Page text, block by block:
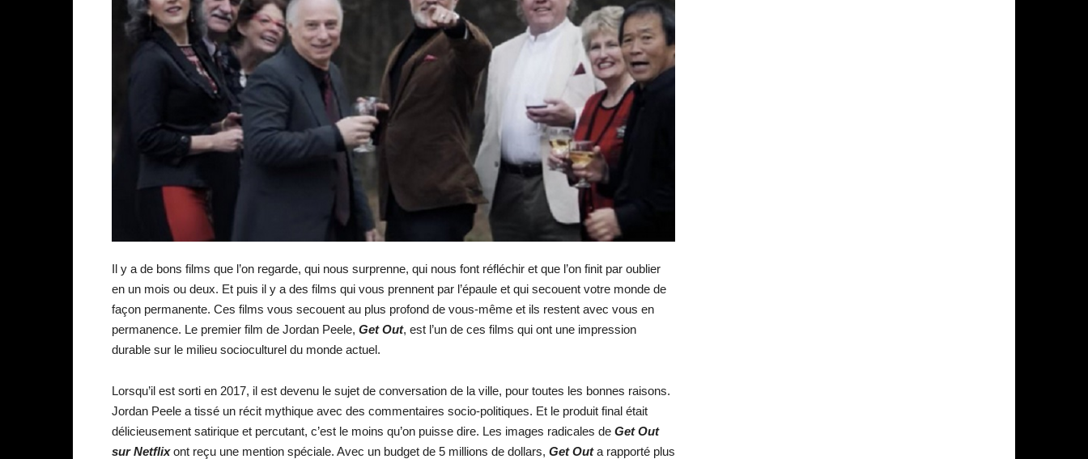
Il y a de bons films que l’on regarde, qui nous surprenne, qui nous font réfléchir et que l’on finit par oublier
en un mois ou deux. Et puis il y a des films qui vous prennent par l’épaule et qui secouent votre monde de
façon permanente. Ces films vous secouent au plus profond de vous-même et ils restent avec vous en
permanence. Le premier film de Jordan Peele, Get Out, est l’un de ces films qui ont une impression
durable sur le milieu socioculturel du monde actuel.
Lorsqu’il est sorti en 2017, il est devenu le sujet de conversation de la ville, pour toutes les bonnes raisons.
Jordan Peele a tissé un récit mythique avec des commentaires socio-politiques. Et le produit final était
délicieusement satirique et percutant, c’est le moins qu’on puisse dire. Les images radicales de Get Out
sur Netflixont reçu une mention spéciale. Avec un budget de 5 millions de dollars, Get Outa rapporté plus